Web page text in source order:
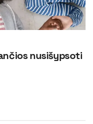
nusišypsoti